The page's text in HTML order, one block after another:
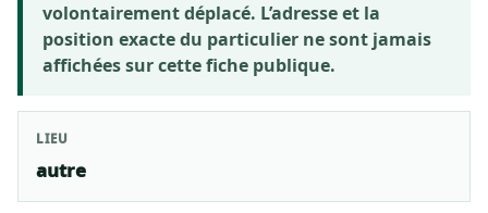
volontairement déplacé. L’adresse et la
position exacte du particulier ne sont jamais
affichées sur cette fiche publique.
LIEU
autre